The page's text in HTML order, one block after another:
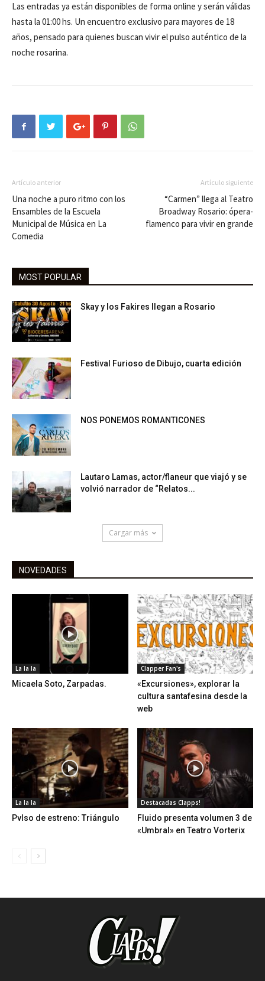
Las entradas ya están disponibles de forma online y serán válidas
hasta la 01:00 hs. Un encuentro exclusivo para mayores de 18
años, pensado para quienes buscan vivir el pulso auténtico de la
noche rosarina.
Artículo anterior
Una noche a puro ritmo con los
Ensambles de la Escuela
Municipal de Música en La
Comedia
Artículo siguiente
“Carmen” llega al Teatro
Broadway Rosario: ópera-
flamenco para vivir en grande
MOST POPULAR
Skay y los Fakires llegan a Rosario
Festival Furioso de Dibujo, cuarta edición
NOS PONEMOS ROMANTICONES
Lautaro Lamas, actor/flaneur que viajó y se
volvió narrador de “Relatos...
Cargar más
NOVEDADES
La la la
Micaela Soto, Zarpadas.
Clapper Fan's
«Excursiones», explorar la
cultura santafesina desde la
web
La la la
Pvlso de estreno: Triángulo
Destacadas Clapps!
Fluido presenta volumen 3 de
«Umbral» en Teatro Vorterix